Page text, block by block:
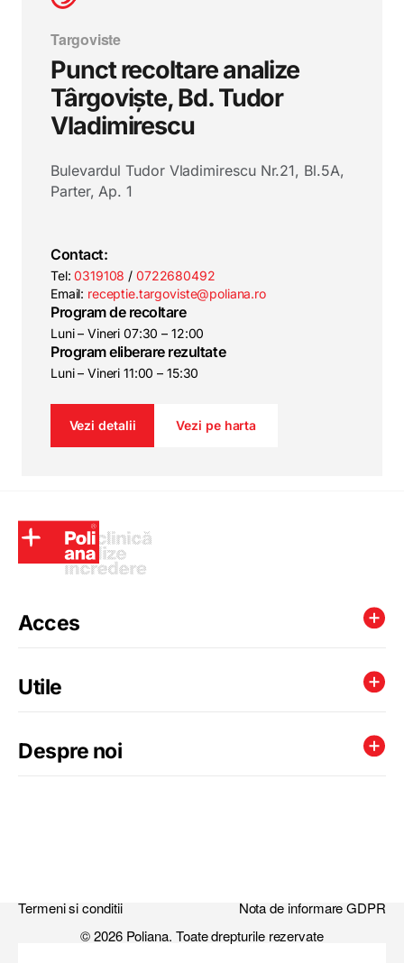
Targoviste
Punct recoltare analize
Târgoviște, Bd. Tudor
Vladimirescu
Bulevardul Tudor Vladimirescu Nr.21, Bl.5A,
Parter, Ap. 1
Contact:
Tel:0319108 / 0722680492
Email: receptie.targoviste@poliana.ro
Program de recoltare
Luni – Vineri 07:30 – 12:00
Program eliberare rezultate
Luni – Vineri 11:00 – 15:30
Vezi detalii Vezi pe harta
Acces
Utile
Despre noi
Termeni si conditii
Nota de informare GDPR
© 2026 Poliana. Toate drepturile rezervate